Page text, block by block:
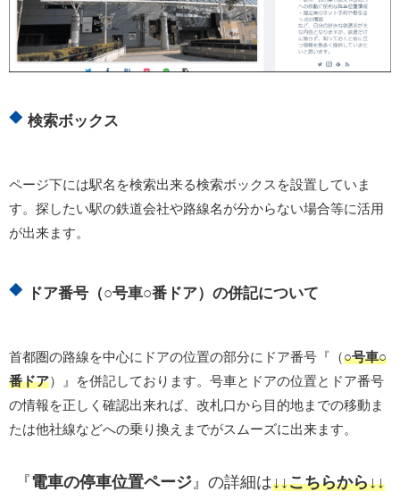
検索ボックス
ページ下には駅名を検索出来る検索ボックスを設置していま
す。探したい駅の鉄道会社や路線名が分からない場合等に活用
が出来ます。
ドア番号（○号車○番ドア）の併記について
首都圏の路線を中心にドアの位置の部分にドア番号『（○号車○
番ドア）』を併記しております。号車とドアの位置とドア番号
の情報を正しく確認出来れば、改札口から目的地までの移動ま
たは他社線などへの乗り換えまでがスムーズに出来ます。
『電車の停車位置ページ 』の詳細は↓↓こちらから↓↓